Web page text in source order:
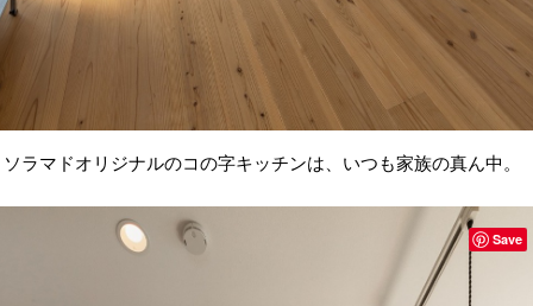
ソラマドオリジナルのコの字キッチンは、いつも家族の真ん中。
Save